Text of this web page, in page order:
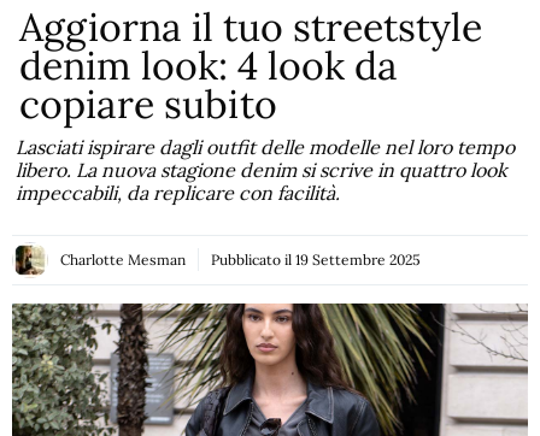
Aggiorna il tuo streetstyle
denim look: 4 look da
copiare subito
Lasciati ispirare dagli outfit delle modelle nel loro tempo
libero. La nuova stagione denim si scrive in quattro look
impeccabili, da replicare con facilità.
Charlotte Mesman Pubblicato il 19 Settembre 2025